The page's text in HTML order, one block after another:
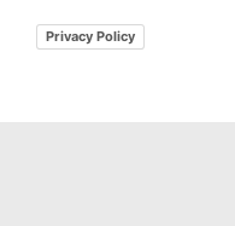
Privacy Policy